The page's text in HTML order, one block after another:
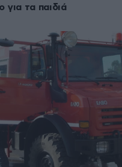
για τα παιδιά